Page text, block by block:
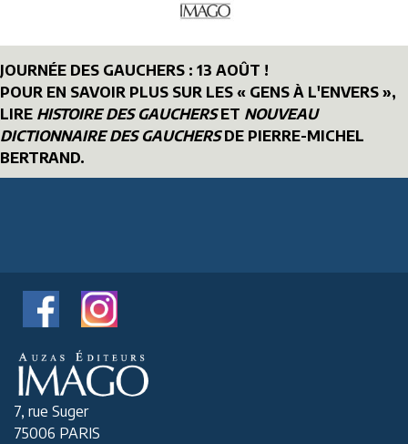
JOURNÉE DES GAUCHERS : 13 AOÛT !
POUR EN SAVOIR PLUS SUR LES « GENS À L'ENVERS »,
LIRE HISTOIRE DES GAUCHERSET NOUVEAU
DICTIONNAIRE DES GAUCHERSDE PIERRE-MICHEL
BERTRAND.
7, rue Suger
75006 PARIS